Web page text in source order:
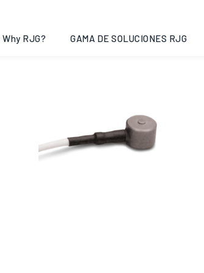
Why RJG? GAMA DE SOLUCIONES RJG